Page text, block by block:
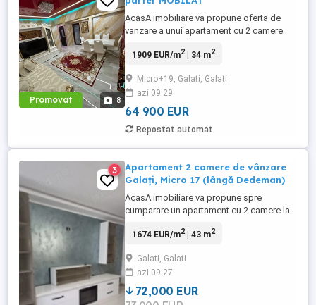
Promovat 8
AcasA imobiliare va propune oferta de
vanzare a unui apartament cu 2 camere
zona Piata Micro 19, Liceul Economic, in
Dunarea si a mijloacelor de transport in
comun. Pozitionat la parterul unui bloc cu
4 etaje, imobilul ...
1909 EUR/m2| 34 m2
Micro+19, Galati, Galati
azi 09:29
64 900 EUR
Repostat automat
3
Apartament 2 camere de vânzare
Galați, Micro 17 (lângă Dedeman)
AcasA imobiliare va propune spre
cumparare un apartament cu 2 camere la
dorești un apartament modern, gata de
conectată, această proprietate este
reprezinta o varianta demna de luat in
calcul . Amplasat la parter, ...
1674 EUR/m2| 43 m2
Galati, Galati
azi 09:27
72,000 EUR